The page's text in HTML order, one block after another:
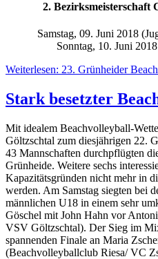
2. Bezirksmeisterschaft
Samstag, 09. Juni 2018
Sonntag, 10. Juni
Weiterlesen: 23. Grünheider
Stark besetzter
Mit idealem Beachvolleyball-
Göltzschtal zum diesjährigen 22.
43 Mannschaften durchpflügten
Grünheide. Weitere sechs
Kapazitätsgründen nicht mehr in
werden. Am Samstag siegten bei
männlichen U18 in einem sehr
Göschel mit John Hahn vor
VSV Göltzschtal). Der Sieg im
spannenden Finale an Maria
(Beachvolleyballclub Riesa/ VC